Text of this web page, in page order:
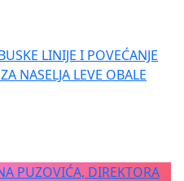
LINIJE I POVEĆANJE
NASELJA LEVE OBALE
PUZOVIĆA, DIREKTORA